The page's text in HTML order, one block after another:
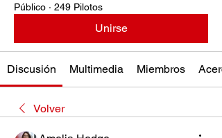
Público · 249 Pilotos
Unirse
Discusión Multimedia Miembros
Volver